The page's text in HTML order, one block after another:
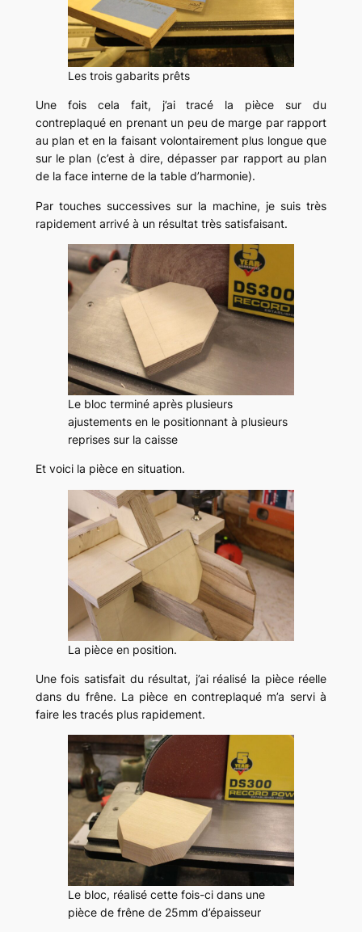
Les trois gabarits prêts
Une fois cela fait, j’ai tracé la pièce sur du
contreplaqué en prenant un peu de marge par rapport
au plan et en la faisant volontairement plus longue que
sur le plan (c’est à dire, dépasser par rapport au plan
de la face interne de la table d’harmonie).
Par touches successives sur la machine, je suis très
rapidement arrivé à un résultat très satisfaisant.
Le bloc terminé après plusieurs
ajustements en le positionnant à plusieurs
reprises sur la caisse
Et voici la pièce en situation.
La pièce en position.
Une fois satisfait du résultat, j’ai réalisé la pièce réelle
dans du frêne. La pièce en contreplaqué m’a servi à
faire les tracés plus rapidement.
Le bloc, réalisé cette fois-ci dans une
pièce de frêne de 25mm d’épaisseur